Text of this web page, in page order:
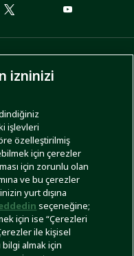
Gizlilik Politikası
izninizi
işlevleri
özelleştirilmiş
için çerezler
için zorunlu olan
ve bu çerezler
yurt dışına
seçeneğine;
için ise “Çerezleri
ile kişisel
almak için